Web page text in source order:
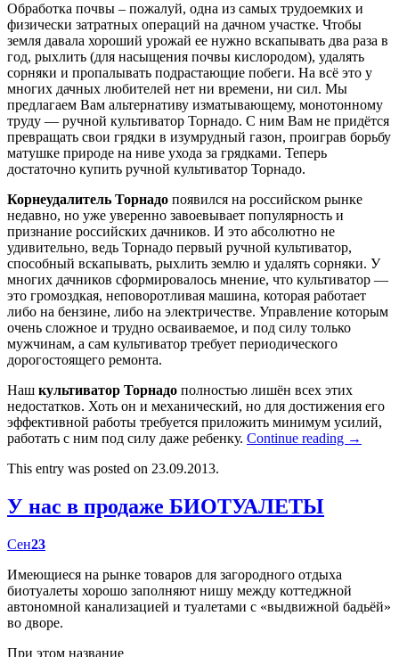
Обработка почвы – пожалуй, одна из самых трудоемких и
физически затратных операций на дачном участке. Чтобы
земля давала хороший урожай ее нужно вскапывать два раза в
год, рыхлить (для насыщения почвы кислородом), удалять
сорняки и пропалывать подрастающие побеги. На всё это у
многих дачных любителей нет ни времени, ни сил. Мы
предлагаем Вам альтернативу изматывающему, монотонному
труду — ручной культиватор Торнадо. С ним Вам не придётся
превращать свои грядки в изумрудный газон, проиграв борьбу
матушке природе на ниве ухода за грядками. Теперь
достаточно купить ручной культиватор Торнадо.
Корнеудалитель Торнадо появился на российском рынке
недавно, но уже уверенно завоевывает популярность и
признание российских дачников. И это абсолютно не
удивительно, ведь Торнадо первый ручной культиватор,
способный вскапывать, рыхлить землю и удалять сорняки. У
многих дачников сформировалось мнение, что культиватор —
это громоздкая, неповоротливая машина, которая работает
либо на бензине, либо на электричестве. Управление которым
очень сложное и трудно осваиваемое, и под силу только
мужчинам, а сам культиватор требует периодического
дорогостоящего ремонта.
Наш культиватор Торнадо полностью лишён всех этих
недостатков. Хоть он и механический, но для достижения его
эффективной работы требуется приложить минимум усилий,
работать с ним под силу даже ребенку. Continue reading →
This entry was posted on 23.09.2013.
У нас в продаже БИОТУАЛЕТЫ
Сен23
Имеющиеся на рынке товаров для загородного отдыха
биотуалеты хорошо заполняют нишу между коттеджной
автономной канализацией и туалетами с «выдвижной бадьёй»
во дворе.
При этом название